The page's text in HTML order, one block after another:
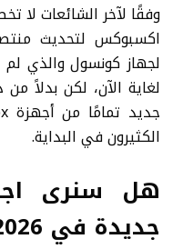
وفقًا لآخر الشائعات لا
اكسبوكس لتحديث
لجهاز كونسول والذي
لغاية الآن، لكن بدلاً
الكثيرون في البداية.
هل سنرى
جديدة في 2026؟